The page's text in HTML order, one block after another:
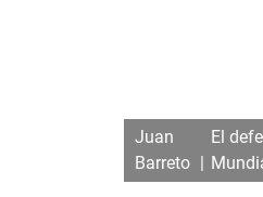
El
Juan
Barreto